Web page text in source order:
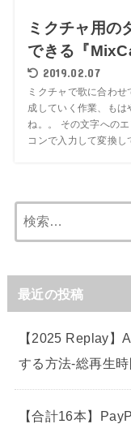
ミクチャ用の
できる『
2019.02.07
ミクチャで歌に合わ
成していく作業、もは
ね。。 その文字への
コンで入力して変換し
最近の投稿
【2025 Replay】
する方法-総再生
【合計16本】